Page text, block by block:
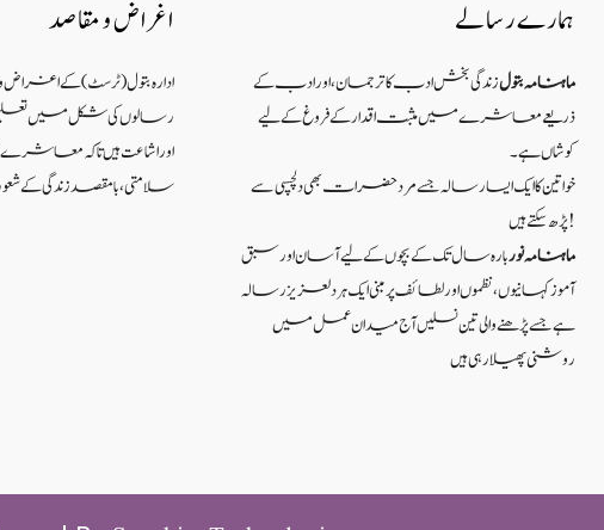
اغراض و مقاصد
ادارہ بتول (ٹرسٹ) کے اغراض
رسالوں کی شکل میں تعلیمی
اور اشاعت ہیں تاکہ
سلامتی ، بامقصد زندگی کے
ہمارے رسالے
ماہنامہ بتولزندگی بخش ادب کا ترجمان، اور ادب کے
ذریعے معاشرے میں مثبت اقدار کے فروغ کے لیے
کوشاں ہے۔
خواتین کا ایک ایسا رسالہ جسے مرد حضرات بھی دلچسپی سے
پڑھ سکتے ہیں!
ماہنامہ نوربارہ سال تک کے بچوں کے لیے آسان اور سبق
آموزکہانیوں ،نظموں اور لطائف پر مبنی ایک ہر دلعزیز رسالہ
ہے جسے پڑھنے والی تین نسلیں آج میدان عمل میں
روشنی پھیلا رہی ہیں